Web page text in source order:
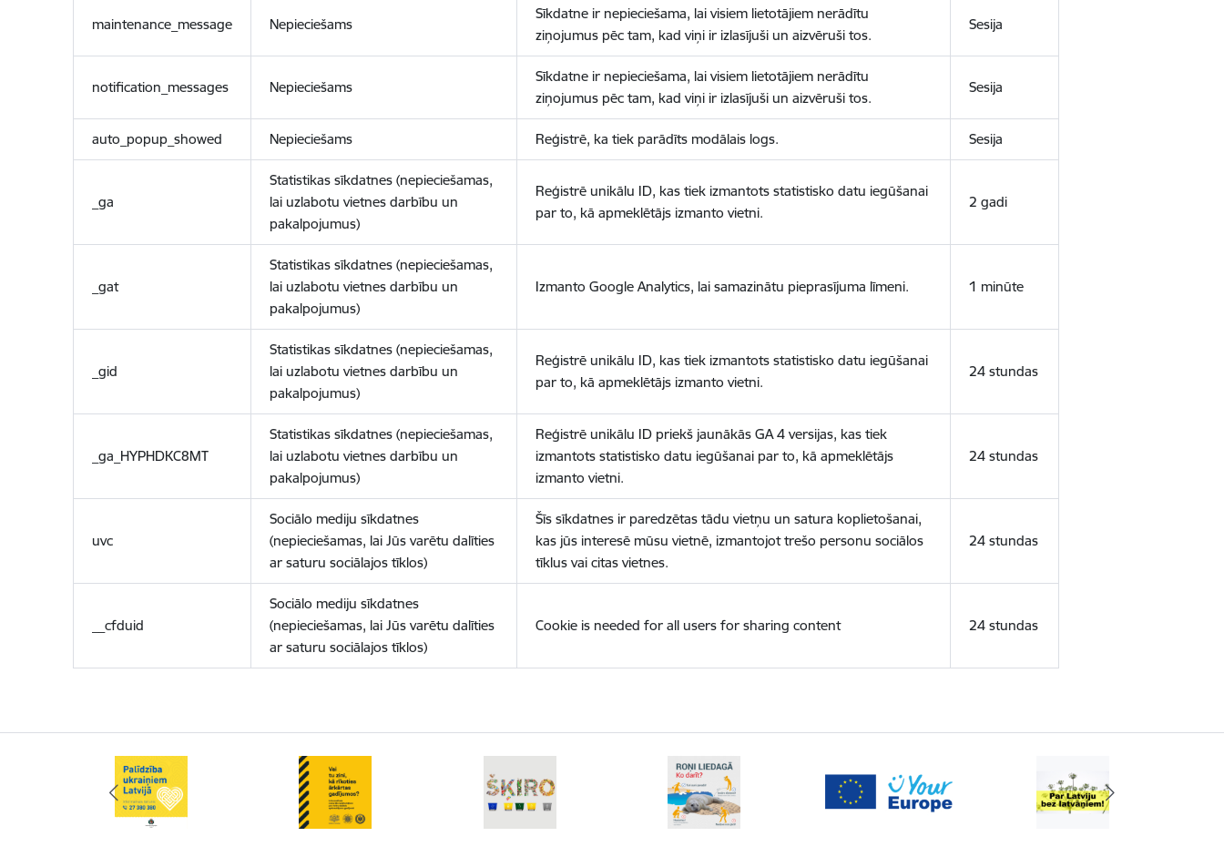
maintenance_message Nepieciešams
Sīkdatne ir nepieciešama, lai visiem lietotājiem nerādītu
ziņojumus pēc tam, kad viņi ir izlasījuši un aizvēruši tos.
Sesija
notification_messages Nepieciešams
Sīkdatne ir nepieciešama, lai visiem lietotājiem nerādītu
ziņojumus pēc tam, kad viņi ir izlasījuši un aizvēruši tos.
Sesija
auto_popup_showed Nepieciešams Reģistrē, ka tiek parādīts modālais logs. Sesija
_ga
Statistikas sīkdatnes (nepieciešamas,
lai uzlabotu vietnes darbību un
pakalpojumus)
Reģistrē unikālu ID, kas tiek izmantots statistisko datu iegūšanai
par to, kā apmeklētājs izmanto vietni.
2 gadi
_gat
Statistikas sīkdatnes (nepieciešamas,
lai uzlabotu vietnes darbību un
pakalpojumus)
Izmanto Google Analytics, lai samazinātu pieprasījuma līmeni. 1 minūte
_gid
Statistikas sīkdatnes (nepieciešamas,
lai uzlabotu vietnes darbību un
pakalpojumus)
Reģistrē unikālu ID, kas tiek izmantots statistisko datu iegūšanai
par to, kā apmeklētājs izmanto vietni.
24 stundas
_ga_HYPHDKC8MT
Statistikas sīkdatnes (nepieciešamas,
lai uzlabotu vietnes darbību un
pakalpojumus)
Reģistrē unikālu ID priekš jaunākās GA 4 versijas, kas tiek
izmantots statistisko datu iegūšanai par to, kā apmeklētājs
izmanto vietni.
24 stundas
uvc
Sociālo mediju sīkdatnes
(nepieciešamas, lai Jūs varētu dalīties
ar saturu sociālajos tīklos)
Šīs sīkdatnes ir paredzētas tādu vietņu un satura koplietošanai,
kas jūs interesē mūsu vietnē, izmantojot trešo personu sociālos
tīklus vai citas vietnes.
24 stundas
__cfduid
Sociālo mediju sīkdatnes
(nepieciešamas, lai Jūs varētu dalīties
ar saturu sociālajos tīklos)
Cookie is needed for all users for sharing content 24 stundas